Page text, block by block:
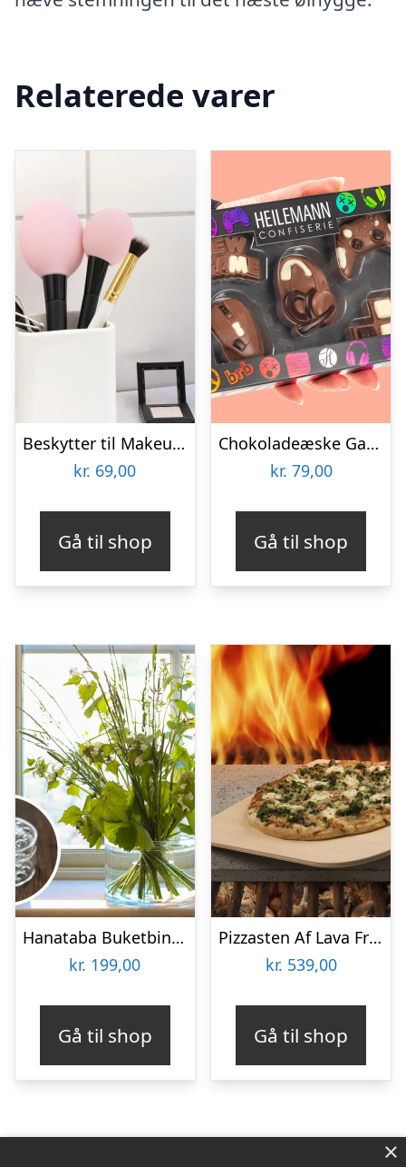
Relaterede varer
Beskytter til Makeupbørster 3-pak
kr. 69,00
Gå til shop
Chokoladeæske Gaming
kr. 79,00
Gå til shop
Hanataba Buketbinder
kr. 199,00
Gå til shop
Pizzasten Af Lava Fra Etna
kr. 539,00
Gå til shop
×